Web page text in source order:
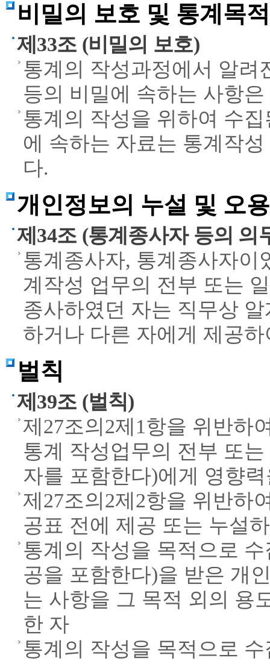
비밀의 보호 및 통계목
제33조 (비밀의 보호)
통계의 작성과정에서 알려
등의 비밀에 속하는 사항
통계의 작성을 위하여 수
에 속하는 자료는 통계작
다.
개인정보의 누설 및 오
제34조 (통계종사자 등의 의
통계종사자, 통계종사자이
계작성 업무의 전부 또는
종사하였던 자는 직무상
하거나 다른 자에게 제공
벌칙
제39조 (벌칙)
제27조의2제1항을 위반하
통계 작성업무의 전부 또
자를 포함한다)에게 영향
제27조의2제2항을 위반하
공표 전에 제공 또는 누설
통계의 작성을 목적으로
공을 포함한다)을 받은 개
는 사항을 그 목적 외의 용
한 자
통계의 작성을 목적으로